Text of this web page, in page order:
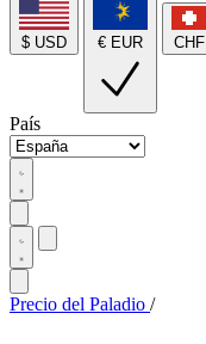
$ USD € EUR CHF
País
Precio del Paladio /